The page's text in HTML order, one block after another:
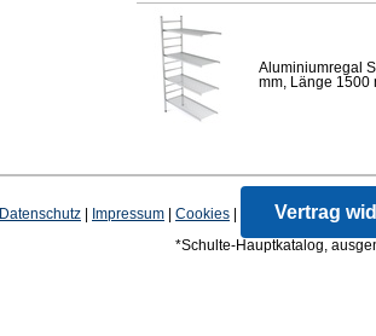
Aluminiumregal
mm, Länge 1500
Datenschutz Impressum Cookies Vertrag
*Schulte-Hauptkatalog,